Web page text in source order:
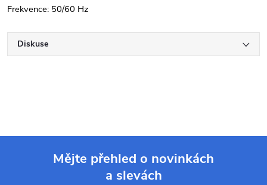
Frekvence: 50/60 Hz
Diskuse
Mějte přehled o novinkách
a slevách